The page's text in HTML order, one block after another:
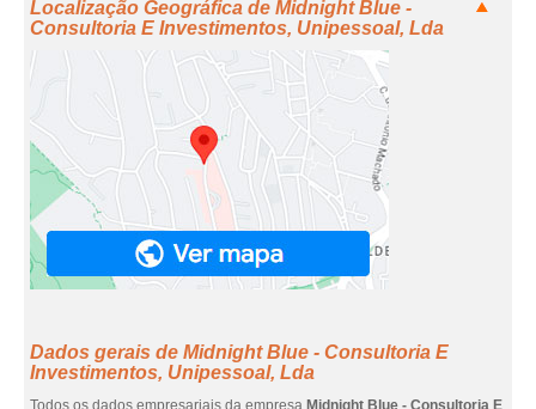
Localização Geográfica de Midnight Blue -
Consultoria E Investimentos, Unipessoal, Lda
Dados gerais de Midnight Blue - Consultoria E
Investimentos, Unipessoal, Lda
Todos os dados empresariais da empresa Midnight Blue - Consultoria E